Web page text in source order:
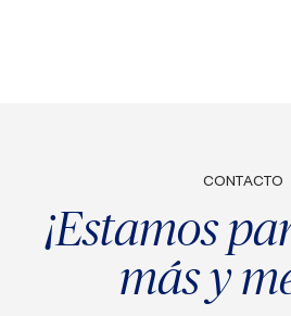
CONTACTO
¡Estamos
más y